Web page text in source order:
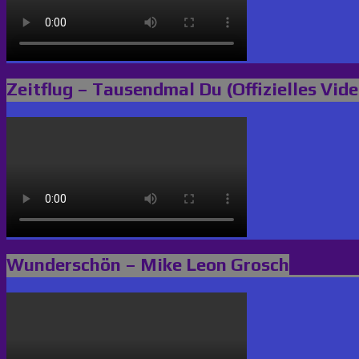
Zeitflug – Tausendmal Du (Offizielles
Wunderschön – Mike Leon Grosch